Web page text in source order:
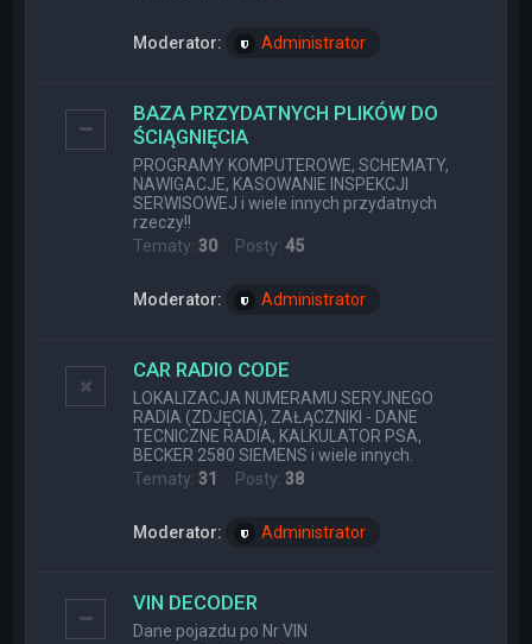
Moderator: Administrator
BAZA PRZYDATNYCH PLIKÓW DO
ŚCIĄGNIĘCIA
PROGRAMY KOMPUTEROWE, SCHEMATY,
NAWIGACJE, KASOWANIE INSPEKCJI
SERWISOWEJ i wiele innych przydatnych
rzeczy!!
Tematy:30 Posty:45
Moderator: Administrator
CAR RADIO CODE
LOKALIZACJA NUMERAMU SERYJNEGO
RADIA (ZDJĘCIA), ZAŁĄCZNIKI - DANE
TECNICZNE RADIA, KALKULATOR PSA,
BECKER 2580 SIEMENS i wiele innych.
Tematy:31 Posty:38
Moderator: Administrator
VIN DECODER
Dane pojazdu po Nr VIN